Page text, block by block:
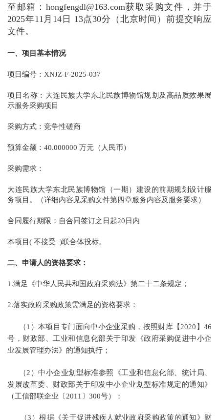
至邮箱：hongfengdl@163.com获取采购文件，并于
2025年11月14日 13点30分（北京时间）前提交响应
文件。
一、项目基本情况
项目编号：XNJZ-F-2025-037
项目名称：大连民族大学东北民族博物馆规划及高品质效果展
示服务采购项目
采购方式：竞争性磋商
预算金额：40.000000 万元（人民币）
采购需求：
大连民族大学东北民族博物馆（一期）建设的前期规划设计服
务项目。（详细内容见采购文件第四章服务内容及服务要求）
合同履行期限：自合同签订之日起20日内
本项目( 不接受 )联合体投标。
二、申请人的资格要求：
1.满足《中华人民共和国政府采购法》第二十二条规定；
2.落实政府采购政策需满足的资格要求：
（1）本项目专门面向中小企业采购，按照财库【2020】46
号，财政部、工业和信息化部关于印发《政府采购促进中小企
业发展管理办法》的通知执行；
（2）中小企业划型标准参照《工业和信息化部、统计局、
发展改革委、财政部关于印发中小企业划型标准规定的通知》
（工信部联企业〔2011〕300号）；
（3）根据《关于促进残疾人就业政府采购政策的通知》财